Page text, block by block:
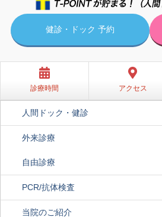
健診・ドック 予約
診療時間 アクセス
人間ドック・健診
外来診療
自由診療
PCR/抗体検査
当院のご紹介